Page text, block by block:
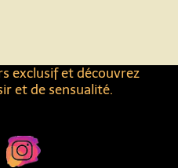
exclusif et découvrez
et de sensualité.